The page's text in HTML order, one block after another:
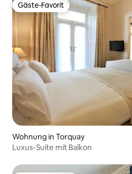
Gäste-Favorit
Gäste-Favorit
Wohnung in Torquay
Luxus-Suite mit Balkon